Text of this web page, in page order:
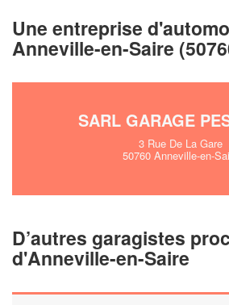
Une entreprise
Anneville-en-Saire
SARL GARAGE
3 Rue De La Gare
50760 Anneville-en-
D’autres garagistes
d'Anneville-en-Saire